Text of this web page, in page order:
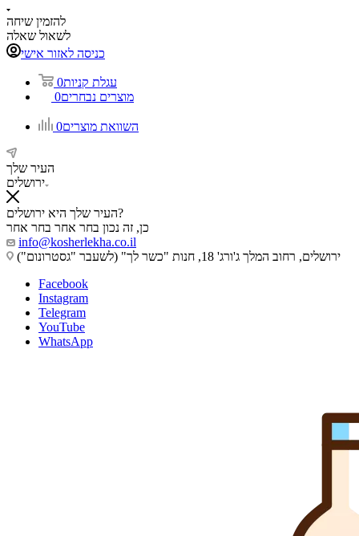
להזמין שיחה
לשאול שאלה
כניסה לאזור אישי
עגלת קניות0
מוצרים נבחרים0
השוואת מוצרים0
העיר שלך
ירושלים
העיר שלך היא ירושלים?
כן, זה נכון בחר אחר בחר אחר
info@kosherlekha.co.il
ירושלים, רחוב המלך ג'ורג' 18, חנות "כשר לך" (לשעבר "גסטרונום")
Facebook
Instagram
Telegram
YouTube
WhatsApp